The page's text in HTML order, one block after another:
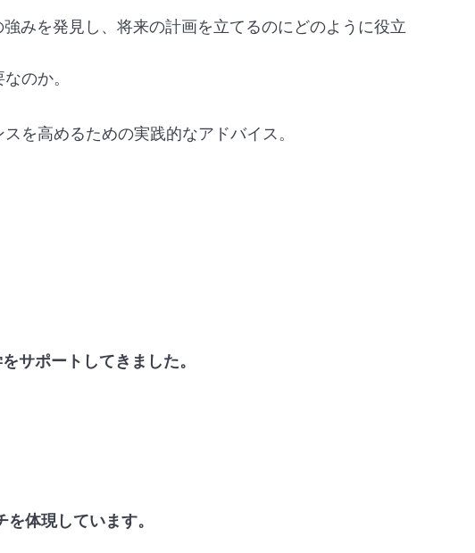
みを発見し、将来の計画を立てるのにどのように役立
のか。
を高めるための実践的なアドバイス。
サポートしてきました。
体現しています。